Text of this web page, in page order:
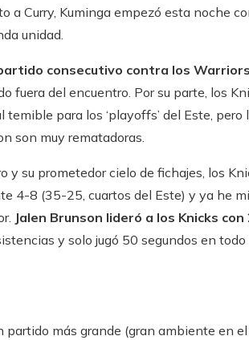
a Curry, Kuminga empezó esta noche
unidad.
consecutivo contra los Warriors
fuera del encuentro. Por su parte, los
para los ‘playoffs’ del Este, pero
son muy rematadoras.
su prometedor cielo de fichajes, los
4-8 (35-25, cuartos del Este) y ya he
Jalen Brunson lideró a los Knicks
y solo jugó 50 segundos en todo
más grande (gran ambiente en el